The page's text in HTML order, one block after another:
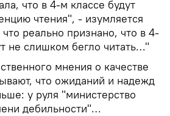
что в 4-м классе будут
чтения", - изумляется
реально признано, что в 4-
не слишком бегло читать…"
мнения о качестве
что ожиданий и надежд
у руля "министерство
дебильности"…